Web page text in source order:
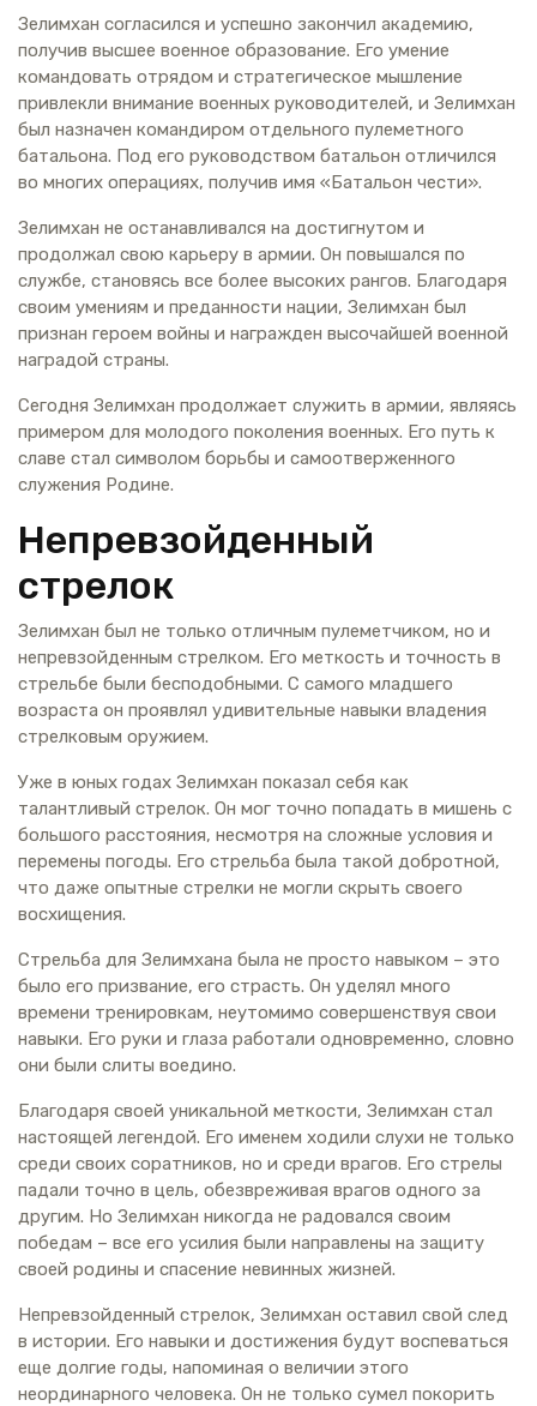
Зелимхан согласился и успешно закончил академию,
получив высшее военное образование. Его умение
командовать отрядом и стратегическое мышление
привлекли внимание военных руководителей, и Зелимхан
был назначен командиром отдельного пулеметного
батальона. Под его руководством батальон отличился
во многих операциях, получив имя «Батальон чести».
Зелимхан не останавливался на достигнутом и
продолжал свою карьеру в армии. Он повышался по
службе, становясь все более высоких рангов. Благодаря
своим умениям и преданности нации, Зелимхан был
признан героем войны и награжден высочайшей военной
наградой страны.
Сегодня Зелимхан продолжает служить в армии, являясь
примером для молодого поколения военных. Его путь к
славе стал символом борьбы и самоотверженного
служения Родине.
Непревзойденный
стрелок
Зелимхан был не только отличным пулеметчиком, но и
непревзойденным стрелком. Его меткость и точность в
стрельбе были бесподобными. С самого младшего
возраста он проявлял удивительные навыки владения
стрелковым оружием.
Уже в юных годах Зелимхан показал себя как
талантливый стрелок. Он мог точно попадать в мишень с
большого расстояния, несмотря на сложные условия и
перемены погоды. Его стрельба была такой добротной,
что даже опытные стрелки не могли скрыть своего
восхищения.
Стрельба для Зелимхана была не просто навыком – это
было его призвание, его страсть. Он уделял много
времени тренировкам, неутомимо совершенствуя свои
навыки. Его руки и глаза работали одновременно, словно
они были слиты воедино.
Благодаря своей уникальной меткости, Зелимхан стал
настоящей легендой. Его именем ходили слухи не только
среди своих соратников, но и среди врагов. Его стрелы
падали точно в цель, обезвреживая врагов одного за
другим. Но Зелимхан никогда не радовался своим
победам – все его усилия были направлены на защиту
своей родины и спасение невинных жизней.
Непревзойденный стрелок, Зелимхан оставил свой след
в истории. Его навыки и достижения будут воспеваться
еще долгие годы, напоминая о величии этого
неординарного человека. Он не только сумел покорить